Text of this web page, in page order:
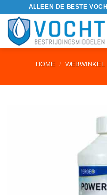
naar
inhoud
ALLEEN DE BESTE
HOME / WEBWINKEL